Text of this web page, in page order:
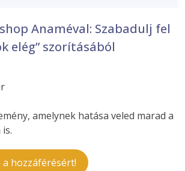
Anaméval: Szabadulj fel
elég” szorításából
amelynek hatása veled marad a
hozzáférésért!